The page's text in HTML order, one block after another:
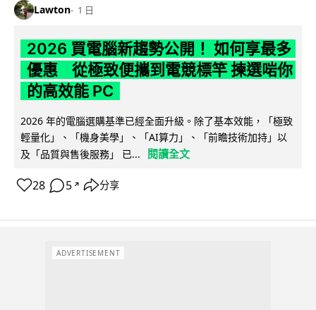
Lawton 1 日
2026 買電腦新趨勢公開！ 如何享最多
優惠 從極致便攜到電競標竿 揀選啱你
的高效能 PC
2026 年的電腦選購基準已經全面升級。除了基本效能，「極致
輕量化」、「機身美學」、「AI算力」、「前瞻技術加持」以
及「品質與售後服務」 已...
閱讀全文
28 5 ↗ 分享
ADVERTISEMENT